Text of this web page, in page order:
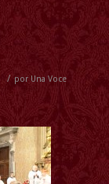
/ por Una Voce